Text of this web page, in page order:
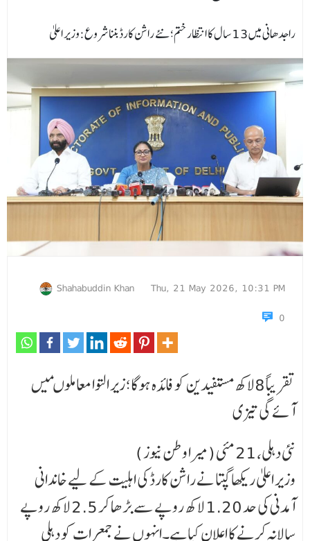
راجدھانی میں 13 سال کا انتظار ختم؛ نئے راشن کارڈ بننا شروع:وزیر اعلیٰ
Shahabuddin Khan
Thu, 21 May 2026, 10:31 PM
0
تقریباً 8لاکھ مستفیدین کو فائدہ ہوگا؛ زیر التوا معاملوںمیں
آئے گی تیزی
نئی دہلی، 21 مئی (میرا وطن نیوز )
وزیر اعلیٰ ریکھا گپتا نے راشن کارڈ کی اہلیت کے لیے خاندانی
آمدنی کی حد 1.20 لاکھ روپے سے بڑ ھا کر 2.5 لاکھ روپے
سالانہ کرنے کا اعلان کیا ہے۔انہوں نے جمعرات کو دہلی